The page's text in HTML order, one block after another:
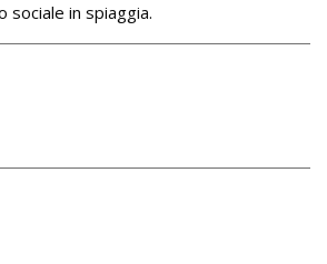
sociale in spiaggia.